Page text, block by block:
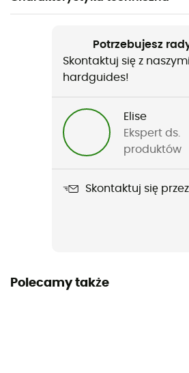
Turystyka piesza / Trekking /
Etykieta
Potrzebujesz
Skontaktuj się z naszymi
hardguides!
Elise
Ekspert ds.
produktów
Skontaktuj się
Polecamy także